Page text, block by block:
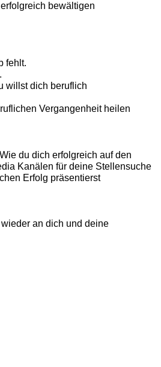
bewältigen
fehlt.
willst dich beruflich
Vergangenheit heilen
du dich erfolgreich auf den
Kanälen für deine Stellensuche
Erfolg präsentierst
an dich und deine